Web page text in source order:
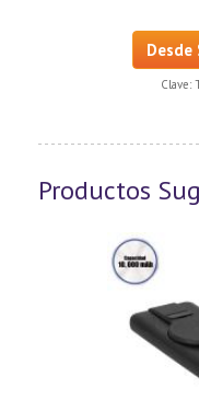
Clave:
Productos